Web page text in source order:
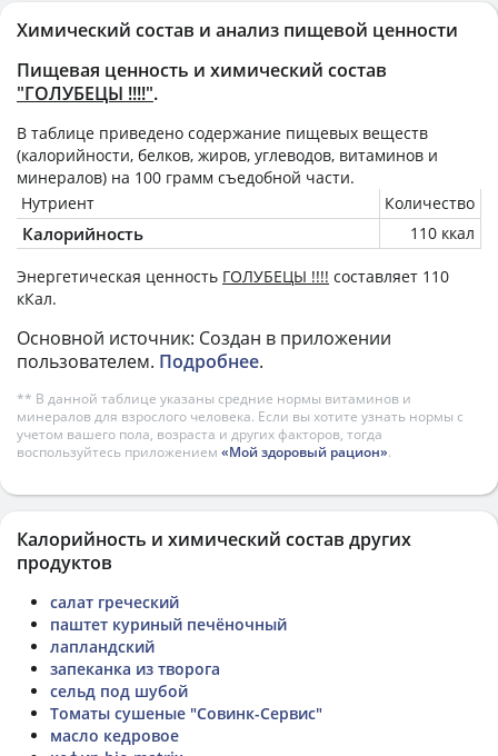
Химический состав и анализ пищевой ценности
Пищевая ценность и химический состав
"ГОЛУБЕЦЫ !!!!".
В таблице приведено содержание пищевых веществ
(калорийности, белков, жиров, углеводов, витаминов и
минералов) на 100 грамм съедобной части.
Нутриент
Количество
Калорийность 110 ккал
Энергетическая ценность ГОЛУБЕЦЫ !!!! составляет 110
кКал.
Основной источник: Создан в приложении
пользователем. Подробнее.
** В данной таблице указаны средние нормы витаминов и
минералов для взрослого человека. Если вы хотите узнать нормы с
учетом вашего пола, возраста и других факторов, тогда
воспользуйтесь приложением «Мой здоровый рацион».
Калорийность и химический состав других
продуктов
салат греческий
паштет куриный печёночный
лапландский
запеканка из творога
сельд под шубой
Томаты сушеные "Совинк-Сервис"
масло кедровое